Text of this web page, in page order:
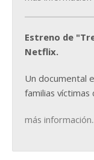
Estreno de
Netflix.
Un documental
familias
más